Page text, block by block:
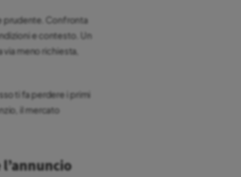
prudente. Confronta
e contesto. Un
via meno richiesta,
ti fa perdere i primi
il mercato